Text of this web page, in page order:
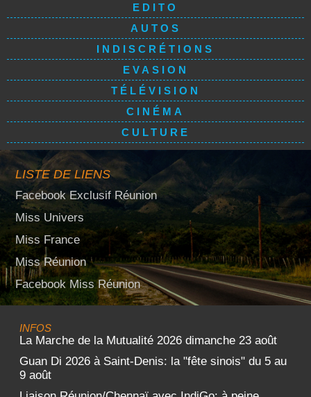
EDITO
AUTOS
INDISCRÉTIONS
EVASION
TÉLÉVISION
CINÉMA
CULTURE
LISTE DE LIENS
Facebook Exclusif Réunion
Miss Univers
Miss France
Miss Réunion
Facebook Miss Réunion
INFOS
La Marche de la Mutualité 2026 dimanche 23 août
Guan Di 2026 à Saint-Denis: la "fête sinois" du 5 au
9 août